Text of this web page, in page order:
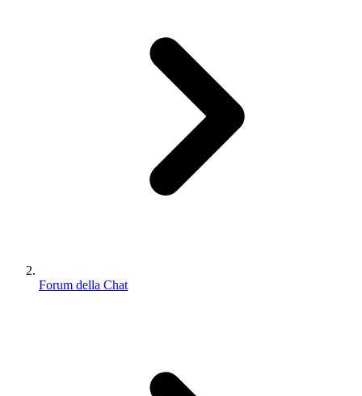
Forum della Chat